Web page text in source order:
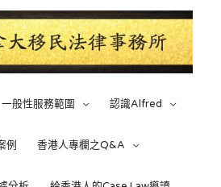
一般性服務範圍 認識Alfred
例 香港人專欄之Q&A